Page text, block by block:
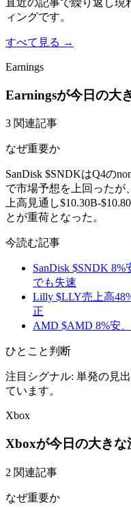
直近の記事で繰り返し現
ィングです。
すべて見る →
Earnings
Earningsが今日の大
3 関連記事
なぜ重要か
SanDisk $SNDKはQ4の
で市場予想を上回ったが
上高見通し$10.30B-
とが重荷となった。
今読む記事
SanDisk $SNDK 8%
でも失速
Lilly $LLY売上高
正
AMD $AMD 8%安
ひとこと判断
注目シグナル: 単発の見
ています。
Xbox
Xboxが今日の大きな
2 関連記事
なぜ重要か